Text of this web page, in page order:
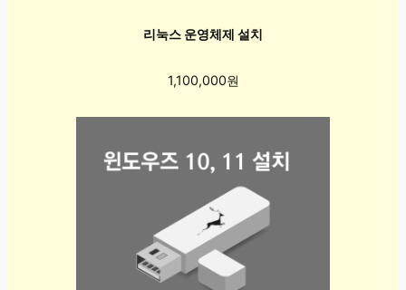
리눅스 운영체제 설치
1,100,000원